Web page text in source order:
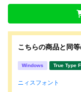
リセット
こちらの商品と同
Windows True Type
ニィスフォント